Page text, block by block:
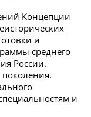
Концепции
и
среднего
России.
и